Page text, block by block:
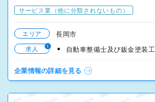
サービス業（他に分類されないもの）
エリア 長岡市
求人 1 自動車整備士及び鈑金塗装工
企業情報の詳細を見る